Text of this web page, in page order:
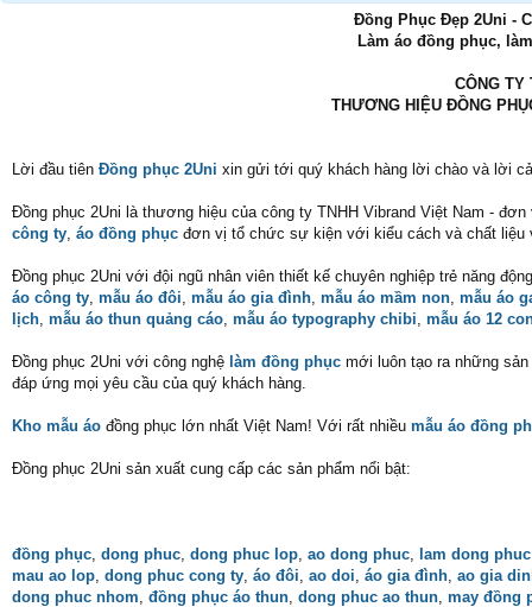
Đồng Phục Đẹp 2Uni -
Làm áo đồng phục,
CÔNG TY
THƯƠNG HIỆU ĐỒNG
Lời đầu tiên Đồng phục 2Uni xin gửi tới quý khách hàng lời chào và lời
Đồng phục 2Uni là thương hiệu của công ty TNHH Vibrand Việt Nam -
công ty, áo đồng phục đơn vị tổ chức sự kiện với kiểu cách và chất liệu
Đồng phục 2Uni với đội ngũ nhân viên thiết kế chuyên nghiệp trẻ năng
áo công ty, mẫu áo đôi, mẫu áo gia đình, mẫu áo mầm non, mẫu áo
lịch, mẫu áo thun quảng cáo, mẫu áo typography chibi, mẫu áo 12
Đồng phục 2Uni với công nghệ làm đồng phục mới luôn tạo ra những
đáp ứng mọi yêu cầu của quý khách hàng.
Kho mẫu áo đồng phục lớn nhất Việt Nam! Với rất nhiều mẫu áo đồng
Đồng phục 2Uni sản xuất cung cấp các sản phẩm nổi bật:
đồng phục, dong phuc, dong phuc lop, ao dong phuc, lam dong phuc
mau ao lop, dong phuc cong ty, áo đôi, ao doi, áo gia đình, ao gia
dong phuc nhom, đồng phục áo thun, dong phuc ao thun, may đồng